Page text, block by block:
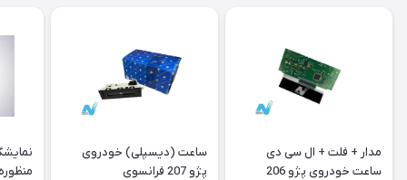
مدار + فلت + ال سی دی
ساعت خودروی پژو 206
ساعت (دیسپلی) خودروی
پژو 207 فرانسوی